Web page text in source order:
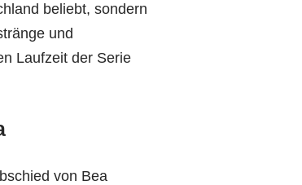
beliebt, sondern
und
Laufzeit der Serie
von Bea